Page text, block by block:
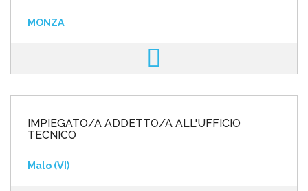
MONZA
IMPIEGATO/A ADDETTO/A ALL'UFFICIO
TECNICO
Malo (VI)